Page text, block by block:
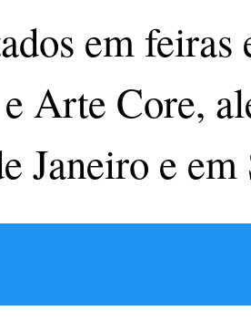
em
Arte Core,
Janeiro e em